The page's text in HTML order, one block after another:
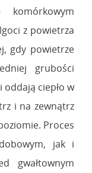
z powietrza
gdy powietrze
grubości
ciepło w
i na zewnątrz
Proces
jak i
gwałtownym